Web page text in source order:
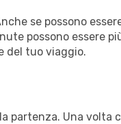
se possono
possono essere
del tuo viaggio.
partenza. Una